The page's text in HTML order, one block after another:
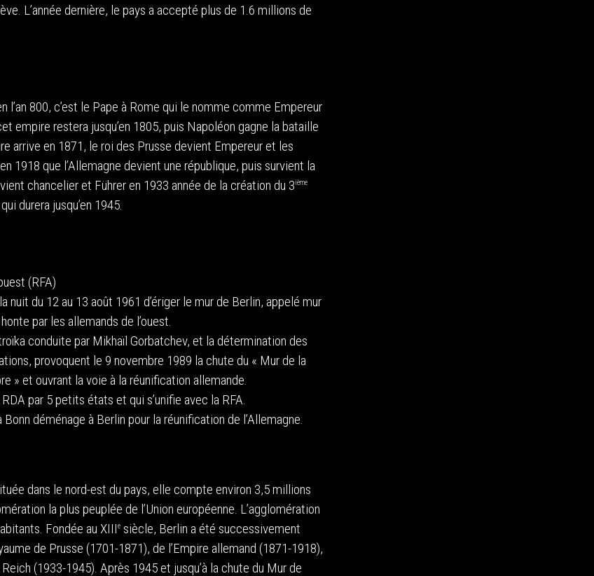
L’année dernière, le pays a accepté plus de 1.6 millions de
l’an 800, c’est le Pape à Rome qui le nomme comme Empereur
empire restera jusqu’en 1805, puis Napoléon gagne la bataille
arrive en 1871, le roi des Prusse devient Empereur et les
1918 que l’Allemagne devient une république, puis survient la
chancelier et Führer en 1933 année de la création du 3ième
durera jusqu’en 1945.
(RFA)
du 12 au 13 août 1961 d’ériger le mur de Berlin, appelé mur
par les allemands de l’ouest.
conduite par Mikhaïl Gorbatchev, et la détermination des
provoquent le 9 novembre 1989 la chute du « Mur de la
» et ouvrant la voie à la réunification allemande.
par 5 petits états et qui s’unifie avec la RFA.
déménage à Berlin pour la réunification de l’Allemagne.
dans le nord-est du pays, elle compte environ 3,5 millions
la plus peuplée de l’Union européenne. L’agglomération
Fondée au XIIIe siècle, Berlin a été successivement
de Prusse (1701-1871), de l’Empire allemand (1871-1918),
(1933-1945). Après 1945 et jusqu’à la chute du Mur de